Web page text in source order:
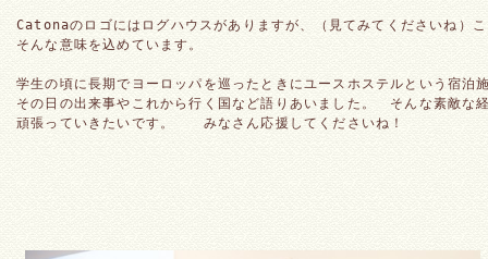
Catonaのロゴにはログハウスがありますが、（見てみてくださいね）
そんな意味を込めています。
学生の頃に長期でヨーロッパを巡ったときにユースホステルという宿泊
その日の出来事やこれから行く国など語りあいました。　そんな素敵な
頑張っていきたいです。　　みなさん応援してくださいね！